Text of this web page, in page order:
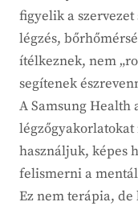
figyelik a
légzés,
ítélkeznek, nem
segítenek
A Samsung Health
légzőgyakorlatokat
használjuk, képes
felismerni a
Ez nem terápia, de